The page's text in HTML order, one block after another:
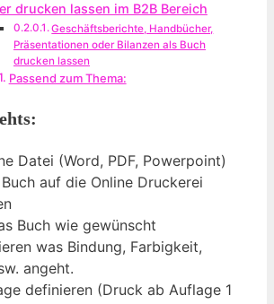
drucken lassen im B2B Bereich
Geschäftsberichte, Handbücher,
Präsentationen oder Bilanzen als Buch
drucken lassen
Passend zum Thema:
Datei (Word, PDF, Powerpoint)
auf die Online Druckerei
Buch wie gewünscht
was Bindung, Farbigkeit,
angeht.
definieren (Druck ab Auflage 1